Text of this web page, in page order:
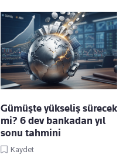
Gümüşte yükseliş sürecek
mi? 6 dev bankadan yıl
sonu tahmini
Kaydet